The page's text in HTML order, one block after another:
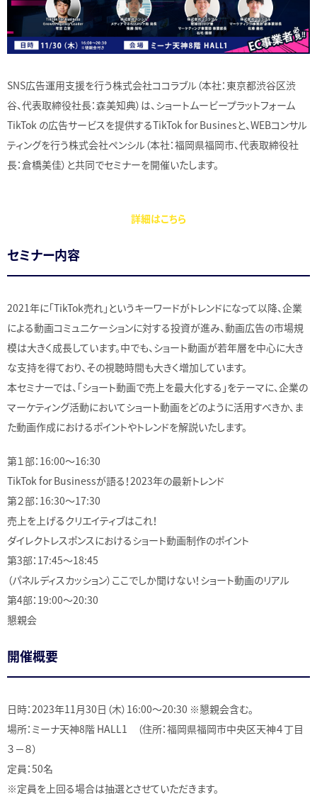
SNS広告運用支援を行う株式会社ココラブル（本社：東京都渋谷区渋
谷、代表取締役社長：森美知典）は、ショートムービープラットフォーム
TikTok の広告サービスを提供するTikTok for Businesと、WEBコンサル
ティングを行う株式会社ペンシル（本社：福岡県福岡市、代表取締役社
長：倉橋美佳）と共同でセミナーを開催いたします。
詳細はこちら
セミナー内容
2021年に「TikTok売れ」というキーワードがトレンドになって以降、企業
による動画コミュニケーションに対する投資が進み、動画広告の市場規
模は大きく成長しています。中でも、ショート動画が若年層を中心に大き
な支持を得ており、その視聴時間も大きく増加しています。
本セミナーでは、「ショート動画で売上を最大化する」をテーマに、企業の
マーケティング活動においてショート動画をどのように活用すべきか、ま
た動画作成におけるポイントやトレンドを解説いたします。
第１部：16:00～16:30
TikTok for Businessが語る！2023年の最新トレンド
第２部：16:30～17:30
売上を上げるクリエイティブはこれ！
ダイレクトレスポンスにおけるショート動画制作のポイント
第3部：17:45～18:45
（パネルディスカッション）ここでしか聞けない！ショート動画のリアル
第4部：19:00～20:30
懇親会
開催概要
日時：2023年11月30日（木）16:00〜20:30 ※懇親会含む。
場所：ミーナ天神8階 HALL1 （住所：福岡県福岡市中央区天神４丁目
３−８）
定員：50名
※定員を上回る場合は抽選とさせていただきます。